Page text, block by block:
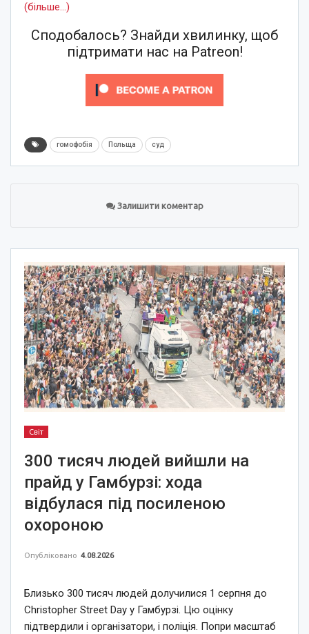
(більше…)
Сподобалось? Знайди хвилинку, щоб
підтримати нас на Patreon!
гомофобія Польща суд
Залишити коментар
Світ
300 тисяч людей вийшли на
прайд у Гамбурзі: хода
відбулася під посиленою
охороною
Опубліковано 4.08.2026
Близько 300 тисяч людей долучилися 1 серпня до
Christopher Street Day у Гамбурзі. Цю оцінку
підтвердили і організатори, і поліція. Попри масштаб